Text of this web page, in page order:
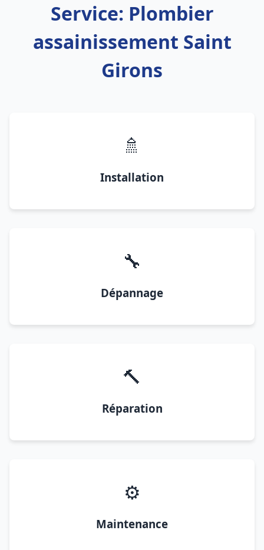
Service: Plombier
assainissement Saint
Girons
🚿
Installation
🔧
Dépannage
🔨
Réparation
⚙️
Maintenance